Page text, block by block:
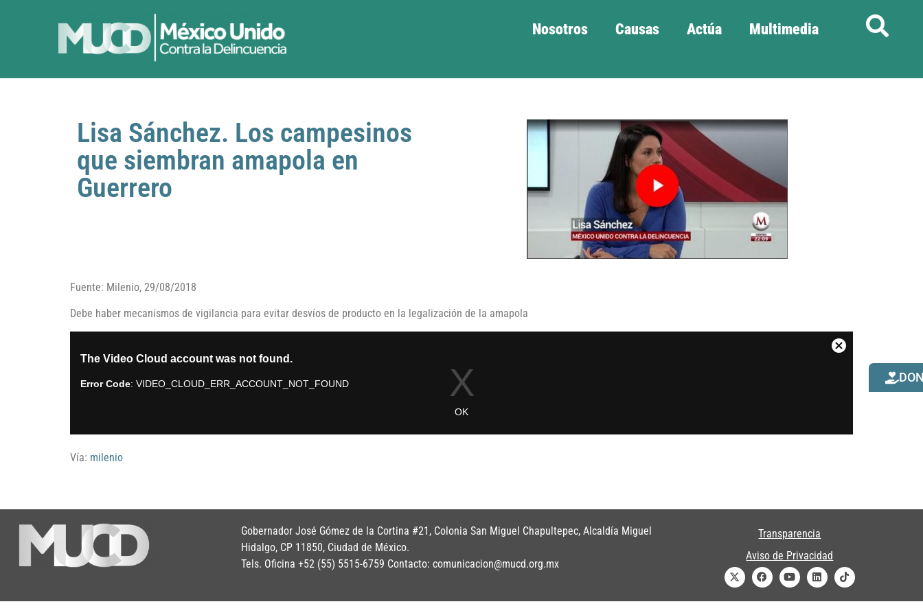
Nosotros Causas Actúa Multimedia
Lisa Sánchez. Los campesinos
que siembran amapola en
Guerrero
Fuente: Milenio, 29/08/2018
Debe haber mecanismos de vigilancia para evitar desvíos de producto en la legalización de la amapola
Vía: milenio
Gobernador José Gómez de la Cortina #21, Colonia San Miguel Chapultepec, Alcaldía Miguel
Hidalgo, CP 11850, Ciudad de México.
Tels. Oficina +52 (55) 5515-6759 Contacto: comunicacion@mucd.org.mx
Transparencia
Aviso de Privacidad